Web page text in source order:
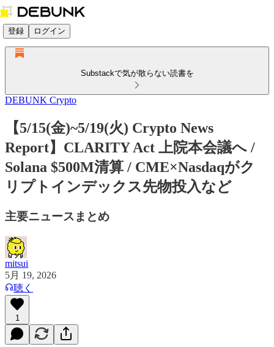
登録 ログイン
Substackで気が散らない読書を
DEBUNK Crypto
【5/15(金)~5/19(火) Crypto News
Report】CLARITY Act 上院本会議へ /
Solana $500M清算 / CME×Nasdaqがク
リプトインデックス先物投入など
主要ニュースまとめ
mitsui
5月 19, 2026
聴く
1